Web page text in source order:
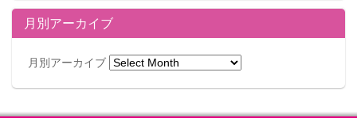
月別アーカイブ
月別アーカイブ